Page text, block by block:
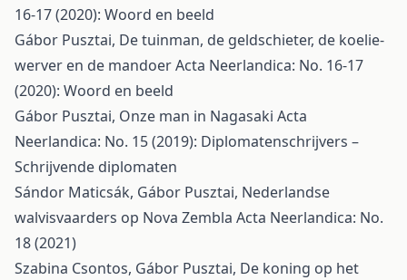
16-17 (2020): Woord en beeld
Gábor Pusztai, De tuinman, de geldschieter, de koelie-
werver en de mandoerActa Neerlandica: No. 16-17
(2020): Woord en beeld
Gábor Pusztai, Onze man in Nagasaki Acta
Neerlandica: No. 15 (2019): Diplomatenschrijvers –
Schrijvende diplomaten
Sándor Maticsák, Gábor Pusztai, Nederlandse
walvisvaarders op Nova Zembla Acta Neerlandica: No.
18 (2021)
Szabina Csontos, Gábor Pusztai, De koning op het